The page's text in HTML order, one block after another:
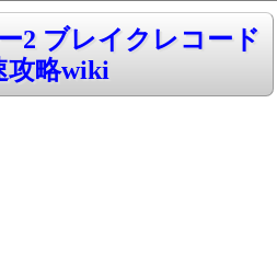
2 ブレイクレコード
攻略wiki